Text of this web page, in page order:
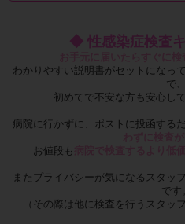
◆ 性感染症検査
わかりやすい説明書がセットになっ
で、
初めてで不安な方も安心し
病院に行かずに、ポストに投函する
お値段も
またプライバシーが気になるスタッ
です。
（その際は他に検査を行うスタッ